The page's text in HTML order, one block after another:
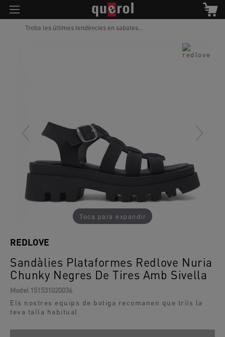
Troba les últimes tendències en sabates...
Toca para expandir
Sandàlies Plataformes Redlove Nuria
Chunky Negres De Tires Amb Sivella
REDLOVE
Model 151531020036
Els nostres equips de botiga recomanen que triïs la
teva talla habitual